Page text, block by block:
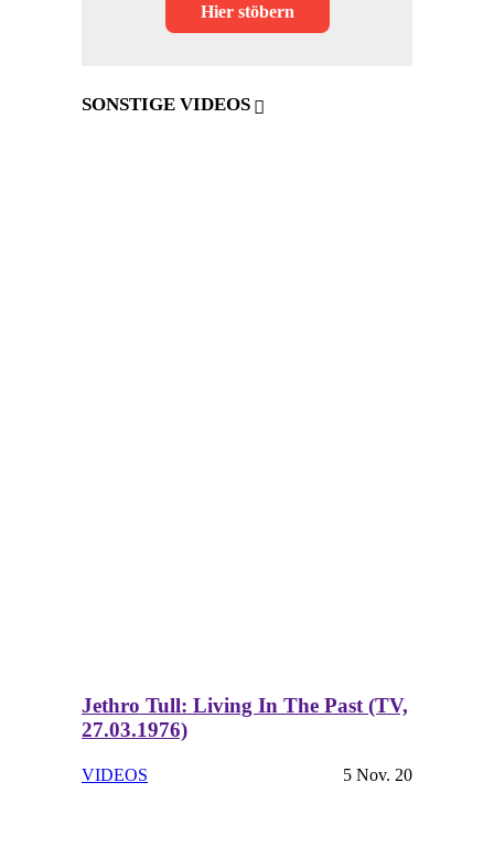
Hier stöbern
SONSTIGE VIDEOS
Jethro Tull: Living In The Past (TV,
27.03.1976)
VIDEOS 5 Nov. 20